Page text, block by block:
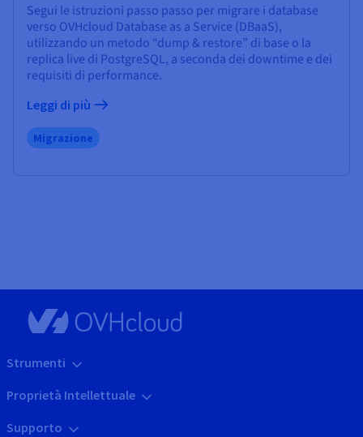
Segui le istruzioni passo passo per migrare i database
verso OVHcloud Database as a Service (DBaaS),
utilizzando un metodo “dump & restore” di base o la
replica live di PostgreSQL, a seconda dei downtime e dei
requisiti di performance.
Leggi di più
Migrazione
Strumenti
Proprietà Intellettuale
Supporto